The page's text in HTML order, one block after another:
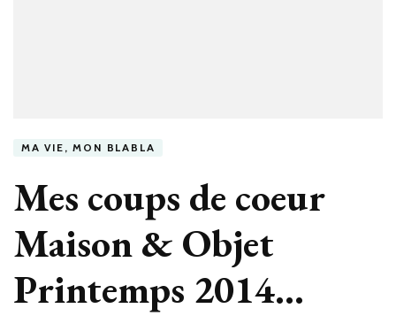
MA VIE, MON BLABLA
Mes coups de coeur
Maison & Objet
Printemps 2014…